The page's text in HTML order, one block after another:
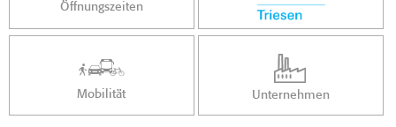
Öffnungszeiten
Mobilität Unternehmen